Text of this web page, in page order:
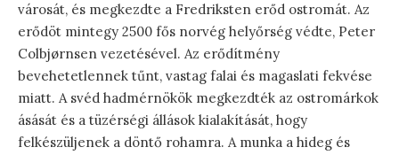
városát, és megkezdte a Fredriksten erőd ostromát. Az
erődöt mintegy 2500 fős norvég helyőrség védte, Peter
Colbjørnsen vezetésével. Az erődítmény
bevehetetlennek tűnt, vastag falai és magaslati fekvése
miatt. A svéd hadmérnökök megkezdték az ostromárkok
ásását és a tüzérségi állások kialakítását, hogy
felkészüljenek a döntő rohamra. A munka a hideg és